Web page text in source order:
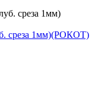
среза 1мм)(РОКОТ)